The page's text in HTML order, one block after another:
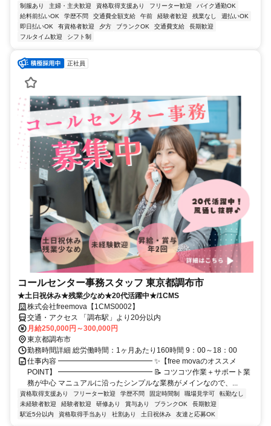
制服あり 主婦・主夫歓迎 資格取得支援あり フリーター歓迎
バイク通勤OK
給料前払いOK
学歴不問 交通費全額支給 午前 経験者歓迎 残業なし
週払いOK
即日払いOK
有資格者歓迎 夕方 ブランクOK 交通費支給
長期歓迎
フルタイム歓迎
シフト制
正社員
コールセンター事務スタッフ 東京都調布市
★土日祝休み★残業少なめ★20代活躍中★/1CMS
株式会社freemova【1CMS0002】
交通・アクセス 「調布駅」より20分以内
月給250,000円～300,000円
東京都調布市
勤務時間詳細 総労働時間：1ヶ月あたり160時間 9：00～18：00
仕事内容 ━━━━━━━━━━━━━ ✨【free movaのオススメ
POINT】 ━━━━━━━━━━━━━ 📝 コツコツ作業＋サポート業
務が中心 マニュアルに沿ったシンプルな業務がメインなので、...
資格取得支援あり フリーター歓迎 学歴不問 固定時間制 職場見学可
転勤なし
未経験者歓迎
経験者歓迎 研修あり 賞与あり ブランクOK
長期歓迎
駅近5分以内
資格取得手当あり 社割あり 土日祝休み 友達と応募OK